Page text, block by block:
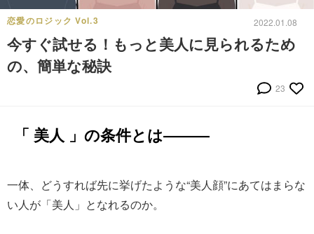
恋愛のロジック Vol.3 2022.01.08
今すぐ試せる！もっと美人に見られるため
の、簡単な秘訣
23
「 美人 」の条件とは―――
一体、どうすれば先に挙げたような“美人顔”にあてはまらな
い人が「美人」となれるのか。